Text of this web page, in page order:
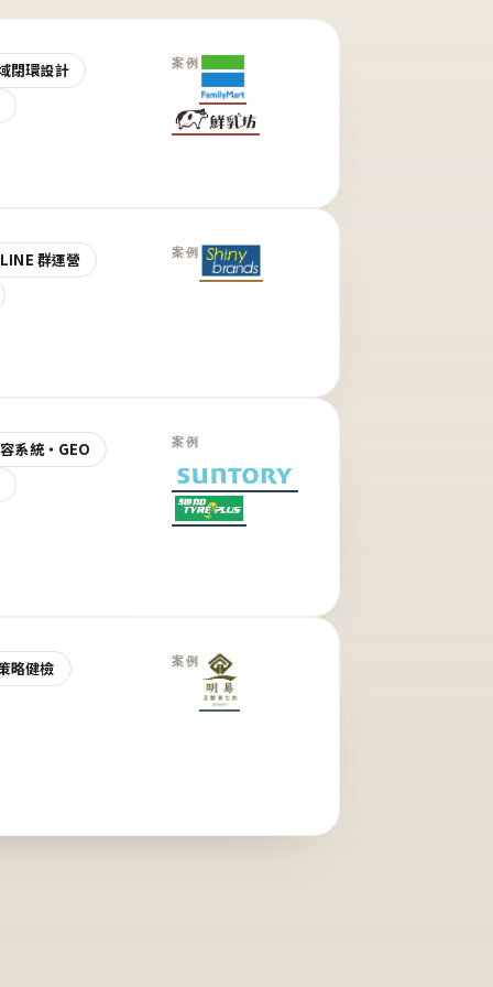
閉環設計
案例
群運營 案例
系統・GEO
案例
略健檢 案例